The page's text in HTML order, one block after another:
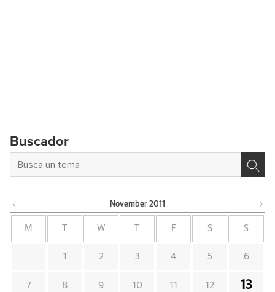
Buscador
November 2011
M W F S S
1 2 3 4 5 6
7 8 9 10 11 12 13